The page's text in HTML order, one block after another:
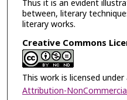
Thus it is an evident
between, literary
literary works.
Creative Commons
This work is licensed under
Attribution-